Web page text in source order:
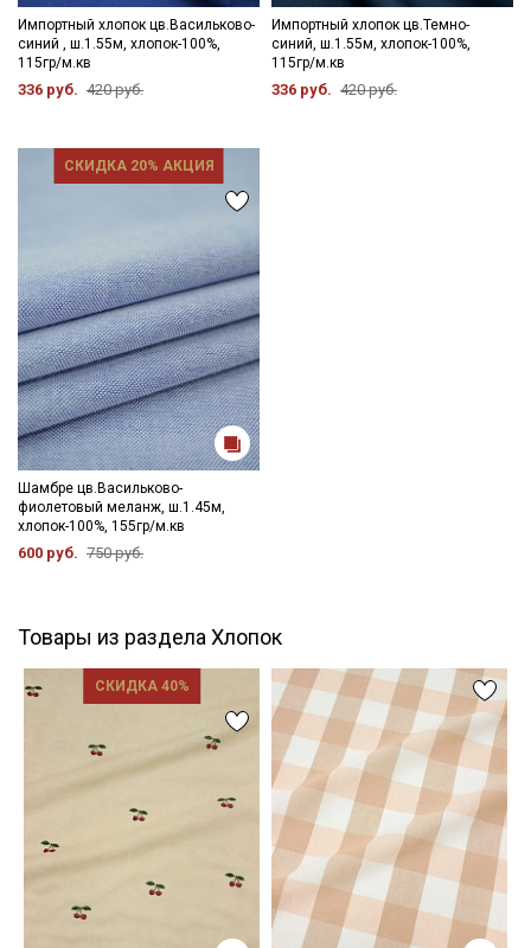
Импортный хлопок цв.Васильково-
синий , ш.1.55м, хлопок-100%,
115гр/м.кв
336 руб. 420 руб.
Импортный хлопок цв.Темно-
синий, ш.1.55м, хлопок-100%,
115гр/м.кв
336 руб. 420 руб.
СКИДКА 20% АКЦИЯ
Шамбре цв.Васильково-
фиолетовый меланж, ш.1.45м,
хлопок-100%, 155гр/м.кв
600 руб. 750 руб.
Товары из раздела Хлопок
СКИДКА 40%